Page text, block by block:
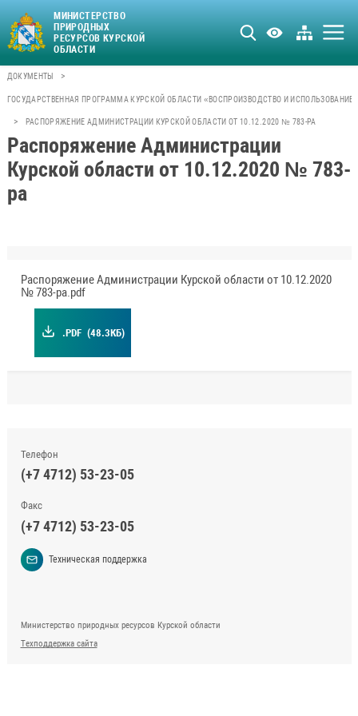
МИНИСТЕРСТВО
ПРИРОДНЫХ
РЕСУРСОВ КУРСКОЙ
ОБЛАСТИ
ДОКУМЕНТЫ >
ГОСУДАРСТВЕННАЯ ПРОГРАММА КУРСКОЙ ОБЛАСТИ «ВОСПРОИЗВОДСТВО И
> РАСПОРЯЖЕНИЕ АДМИНИСТРАЦИИ КУРСКОЙ ОБЛАСТИ ОТ 10.12.2020 № 783-РА
Распоряжение Администрации
Курской области от 10.12.2020 № 783-
ра
Распоряжение Администрации Курской области от 10.12.2020
№ 783-ра.pdf
.PDF (48.3КБ)
Телефон
(+7 4712) 53-23-05
Факс
(+7 4712) 53-23-05
Техническая поддержка
Министерство природных ресурсов Курской области
Техподдержка сайта